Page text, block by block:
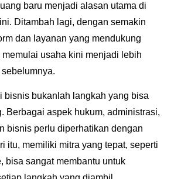
baru menjadi alasan utama di
Ditambah lagi, dengan semakin
dan layanan yang mendukung
usaha kini menjadi lebih
bisnis bukanlah langkah yang bisa
Berbagai aspek hukum, administrasi,
bisnis perlu diperhatikan dengan
itu, memiliki mitra yang tepat, seperti
bisa sangat membantu untuk